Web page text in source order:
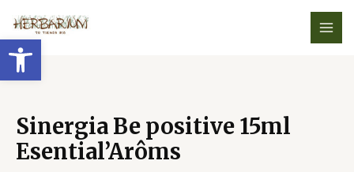
Abrir barra de herramientas
contenido
Sinergia Be positive 15ml
Esential’Arôms